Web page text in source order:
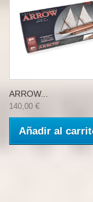
ARROW...
140,00 €
Añadir al